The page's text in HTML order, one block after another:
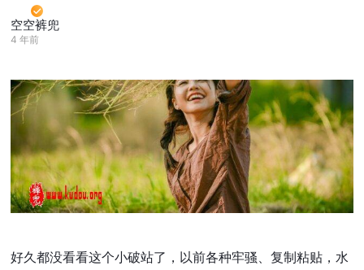
空空裤兜
4 年前
好久都没看看这个小破站了，以前各种牢骚、复制粘贴，水